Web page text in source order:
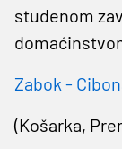
studenom
Zabok -
(Košarka,